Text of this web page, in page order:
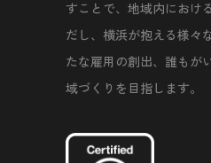
すことで、地域内におけ
だし、横浜が抱える様々
たな雇用の創出、誰もが
域づくりを目指します。